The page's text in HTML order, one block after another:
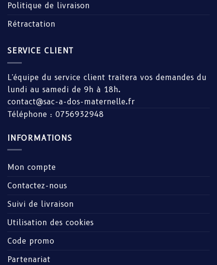
Politique de livraison
Rétractation
SERVICE CLIENT
L'équipe du service client traitera vos demandes du
lundi au samedi de 9h à 18h.
contact@sac-a-dos-maternelle.fr
Téléphone : 0756932948
INFORMATIONS
Mon compte
Contactez-nous
Suivi de livraison
Utilisation des cookies
Code promo
Partenariat